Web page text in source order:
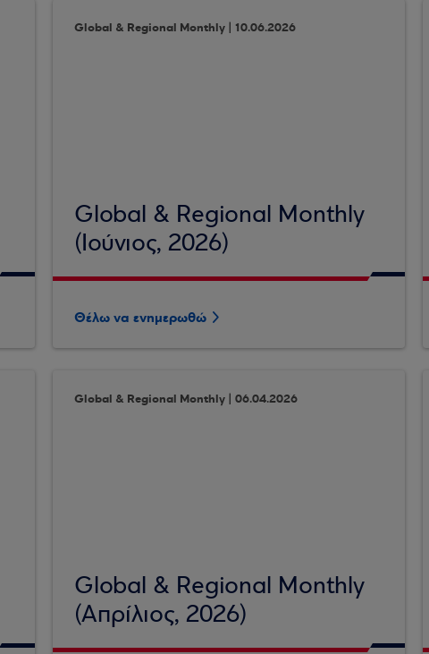
Global & Regional Monthly | 10.06.2026
Global & Regional Monthly
(Ιούνιος, 2026)
Θέλω να ενημερωθώ
Global & Regional Monthly | 06.04.2026
Global & Regional Monthly
(Απρίλιος, 2026)